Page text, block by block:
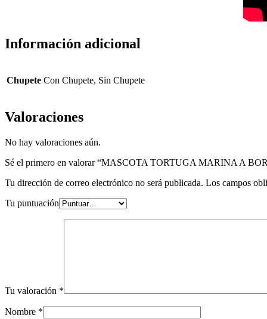
Información adicional
Chupete Con Chupete, Sin Chupete
Valoraciones
No hay valoraciones aún.
Sé el primero en valorar “MASCOTA TORTUGA MARINA A
Tu dirección de correo electrónico no será publicada. Los campos
Tu puntuación
Tu valoración *
Nombre *